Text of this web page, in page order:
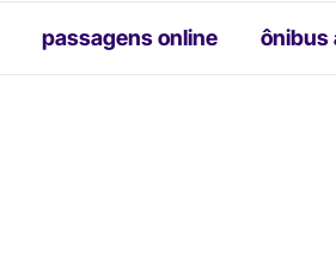
passagens online ônibus